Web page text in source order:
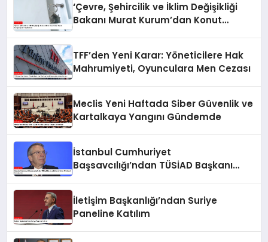
‘Çevre, Şehircilik ve İklim Değişikliği
Bakanı Murat Kurum’dan Konut
TFF’den Yeni Karar: Yöneticilere Hak
Mahrumiyeti, Oyunculara Men Cezası
Meclis Yeni Haftada Siber Güvenlik ve
Kartalkaya Yangını Gündemde
İstanbul Cumhuriyet
Başsavcılığı’ndan TÜSİAD Başkanı
İletişim Başkanlığı’ndan Suriye
Paneline Katılım